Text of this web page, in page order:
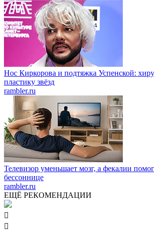
Нос Киркорова и подтяжка Успенской:
пластику звёзд
rambler.ru
Телевизор уменьшает мозг, а фекалии
бессоннице
rambler.ru
ЕЩЁ РЕКОМЕНДАЦИИ

